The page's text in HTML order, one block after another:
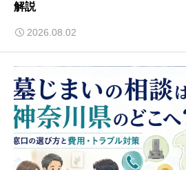
解説
2026.08.02